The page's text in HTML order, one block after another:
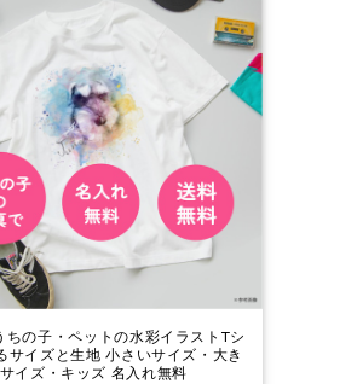
ちの子・ペットの水彩イラストTシ
サイズと生地 小さいサイズ・大き
イズ・キッズ 名入れ無料